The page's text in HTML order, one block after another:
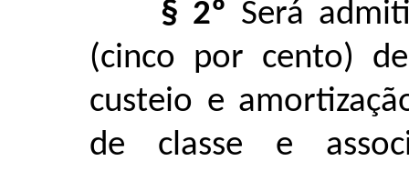
§ 2º Será
(cinco por cento)
custeio e
de classe e